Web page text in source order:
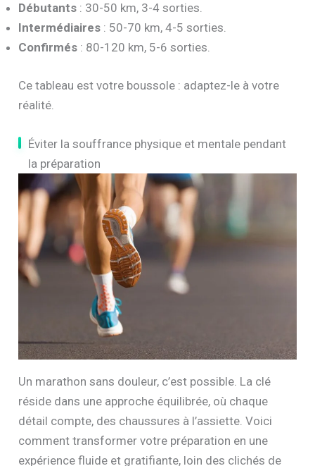
Débutants : 30-50 km, 3-4 sorties.
Intermédiaires : 50-70 km, 4-5 sorties.
Confirmés : 80-120 km, 5-6 sorties.
Ce tableau est votre boussole : adaptez-le à votre
réalité.
Éviter la souffrance physique et mentale pendant
la préparation
Un marathon sans douleur, c’est possible. La clé
réside dans une approche équilibrée, où chaque
détail compte, des chaussures à l’assiette. Voici
comment transformer votre préparation en une
expérience fluide et gratifiante, loin des clichés de